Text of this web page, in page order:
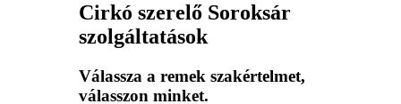
Cirkó szerelő Soroksár
szolgáltatások
Válassza a remek szakértelmet,
válasszon minket.